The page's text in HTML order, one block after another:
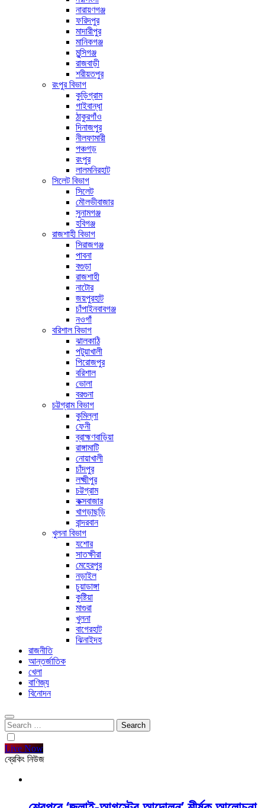
নারায়ণগঞ্জ
ফরিদপুর
মাদারীপুর
মানিকগঞ্জ
মুন্সিগঞ্জ
রাজবাড়ী
শরীয়তপুর
রংপুর বিভাগ
কুড়িগ্রাম
গাইবান্ধা
ঠাকুরগাঁও
দিনাজপুর
নীলফামারী
পঞ্চগড়
রংপুর
লালমনিরহাট
সিলেট বিভাগ
সিলেট
মৌলভীবাজার
সুনামগঞ্জ
হবিগঞ্জ
রাজশাহী বিভাগ
সিরাজগঞ্জ
পাবনা
বগুড়া
রাজশাহী
নাটোর
জয়পুরহাট
চাঁপাইনবাবগঞ্জ
নওগাঁ
বরিশাল বিভাগ
ঝালকাঠি
পটুয়াখালী
পিরোজপুর
বরিশাল
ভোলা
বরগুনা
চট্টগ্রাম বিভাগ
কুমিল্লা
ফেনী
ব্রাহ্মণবাড়িয়া
রাঙ্গামাটি
নোয়াখালী
চাঁদপুর
লক্ষ্মীপুর
চট্টগ্রাম
কক্সবাজার
খাগড়াছড়ি
বান্দরবান
খুলনা বিভাগ
যশোর
সাতক্ষীরা
মেহেরপুর
নড়াইল
চুয়াডাঙ্গা
কুষ্টিয়া
মাগুরা
খুলনা
বাগেরহাট
ঝিনাইদহ
রাজনীতি
আন্তর্জাতিক
খেলা
বাণিজ্য
বিনোদন
Search
for:
Live Now
ব্রেকিং নিউজ